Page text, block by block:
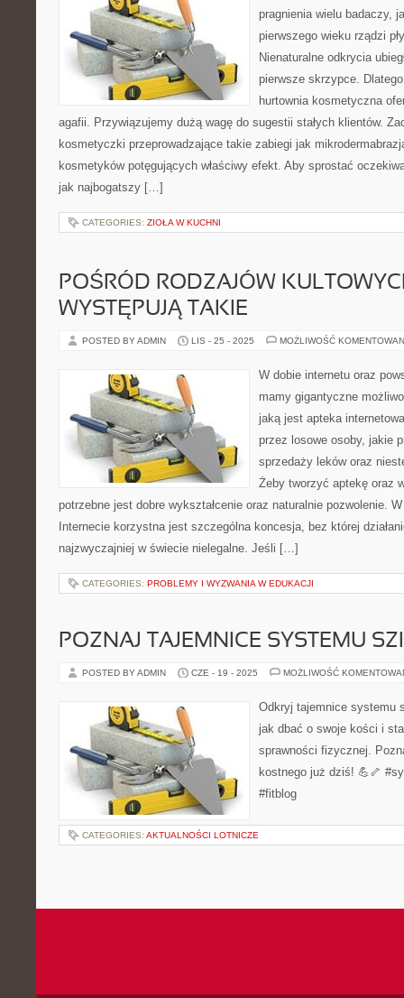
pragnienia wielu badaczy,
pierwszego wieku rządzi
Nienaturalne odkrycia
pierwsze skrzypce.
hurtownia kosmetyczna
agafii. Przywiązujemy dużą wagę do sugestii stałych klientów.
kosmetyczki przeprowadzające takie zabiegi jak
kosmetyków potęgujących właściwy efekt. Aby sprostać
jak najbogatszy […]
CATEGORIES: ZIOŁA W KUCHNI
POŚRÓD RODZAJÓW
WYSTĘPUJĄ TAKIE
POSTED BY ADMIN LIS - 25 - 2025 MOŻLIWOŚĆ
W dobie internetu oraz
mamy gigantyczne
jaką jest apteka
przez losowe osoby, jakie
sprzedaży leków oraz
Żeby tworzyć aptekę oraz
potrzebne jest dobre wykształcenie oraz naturalnie pozwolenie.
Internecie korzystna jest szczególna koncesja, bez której
najzwyczajniej w świecie nielegalne. Jeśli […]
CATEGORIES: PROBLEMY I WYZWANIA W EDUKACJI
POZNAJ TAJEMNICE SYSTEMU
POSTED BY ADMIN CZE - 19 - 2025 MOŻLIWOŚĆ
Odkryj tajemnice systemu
jak dbać o swoje kości i
sprawności fizycznej.
kostnego już dziś! 💪🦴
#fitblog
CATEGORIES: AKTUALNOŚCI LOTNICZE